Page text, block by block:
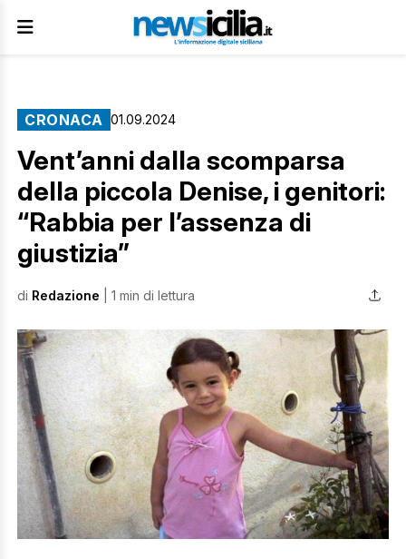
CRONACA 01.09.2024
Vent’anni dalla scomparsa
della piccola Denise, i genitori:
“Rabbia per l’assenza di
giustizia”
di Redazione | 1 min di lettura